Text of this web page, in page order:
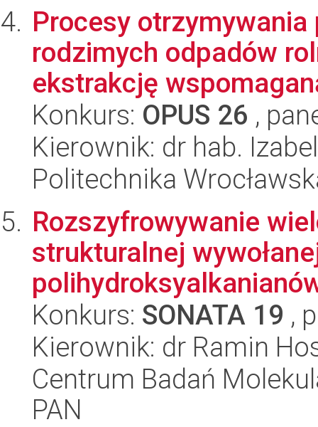
Procesy
rodzimych odpadów
ekstrakcję
Konkurs: OPUS 26 ,
Kierownik: dr hab.
Politechnika
Rozszyfrowywanie
strukturalnej
Konkurs: SONATA 19 ,
Kierownik: dr Ramin
Centrum Badań
PAN